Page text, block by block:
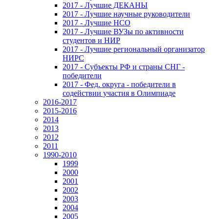
2017 - Лучшие ДЕКАНЫ
2017 - Лучшие научные руководители
2017 - Лучшие НСО
2017 - Лучшие ВУЗы по активности
студентов и НИР
2017 - Лучшие региональный организатор
НИРС
2017 - Субъекты РФ и страны СНГ -
победители
2017 - Фед. округа - победители в
содействии участия в Олимпиаде
2016-2017
2015-2016
2014
2013
2012
2011
1990-2010
1999
2000
2001
2002
2003
2004
2005